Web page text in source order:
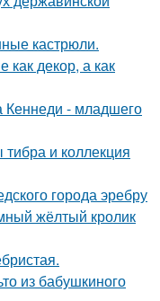
кастрюли.
как декор, а как
Кеннеди - младшего
и коллекция
города эребру
жёлтый кролик
из бабушкиного